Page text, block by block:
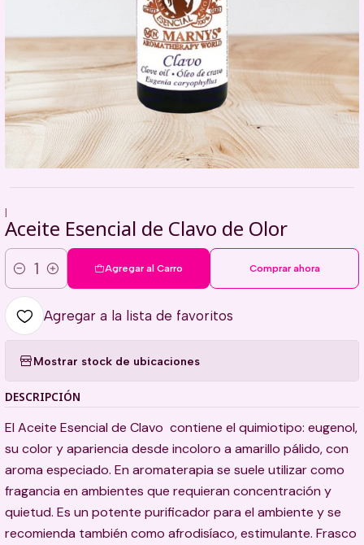
|
Aceite Esencial de Clavo de Olor
Cantidad
Agregar al Carro Comprar ahora
Agregar a la lista de favoritos
Mostrar stock de ubicaciones
DESCRIPCIÓN
El Aceite Esencial de Clavo contiene el quimiotipo: eugenol,
su color y apariencia desde incoloro a amarillo pálido, con
aroma especiado. En aromaterapia se suele utilizar como
fragancia en ambientes que requieran concentración y
quietud. Es un potente purificador para el ambiente y se
recomienda también como afrodisíaco, estimulante. Frasco